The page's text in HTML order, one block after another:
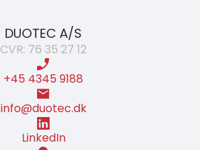
DUOTEC A/S
CVR: 76 35 27 12
+45 4345 9188
info@duotec.dk
LinkedIn